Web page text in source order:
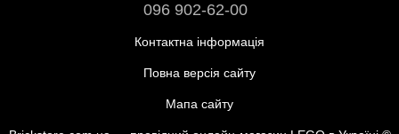
096 902-62-00
Контактна інформація
Повна версія сайту
Мапа сайту